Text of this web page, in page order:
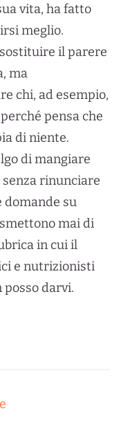
vita, ha fatto
meglio.
il parere
ma
chi, ad esempio,
pensa che
di niente.
di mangiare
rinunciare
domande su
mai di
in cui il
e nutrizionisti
darvi.